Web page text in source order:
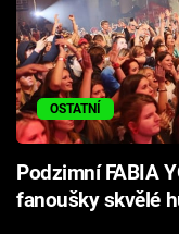
Přihlášení
Sledujte nás
OSTATNÍ
Podzimní FABIA
fanoušky skvělé